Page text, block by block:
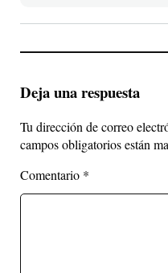
Deja una respuesta
Tu dirección de correo
campos obligatorios están
Comentario *